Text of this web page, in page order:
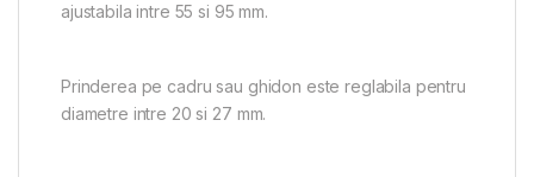
ajustabila intre 55 si 95 mm.
Prinderea pe cadru sau ghidon este reglabila pentru
diametre intre 20 si 27 mm.